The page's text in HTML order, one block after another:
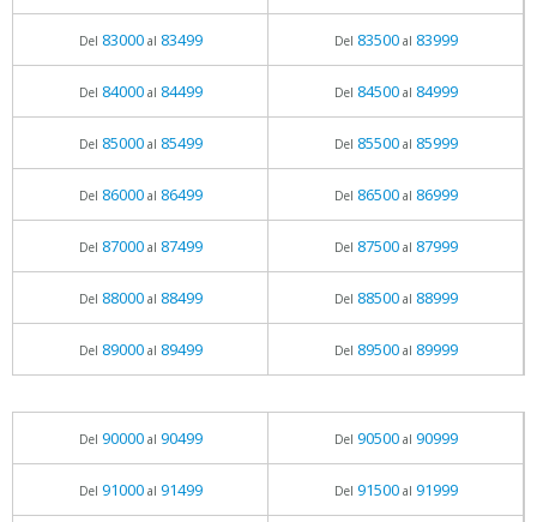
Del 83000al 83499 Del 83500al 83999
Del 84000al 84499 Del 84500al 84999
Del 85000al 85499 Del 85500al 85999
Del 86000al 86499 Del 86500al 86999
Del 87000al 87499 Del 87500al 87999
Del 88000al 88499 Del 88500al 88999
Del 89000al 89499 Del 89500al 89999
Del 90000al 90499 Del 90500al 90999
Del 91000al 91499 Del 91500al 91999